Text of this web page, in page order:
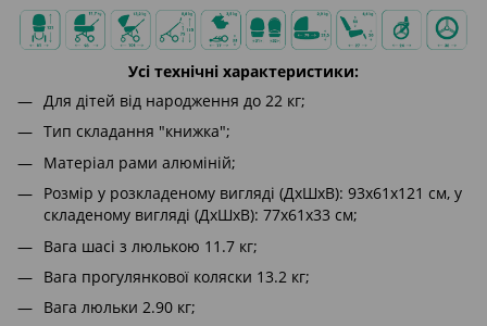
Усі технічні характеристики:
Для дітей від народження до 22 кг;
Тип складання "книжка";
Матеріал рами алюміній;
Розмір у розкладеному вигляді (ДхШхВ): 93х61х121 см, у
складеному вигляді (ДхШхВ): 77х61х33 см;
Вага шасі з люлькою 11.7 кг;
Вага прогулянкової коляски 13.2 кг;
Вага люльки 2.90 кг;